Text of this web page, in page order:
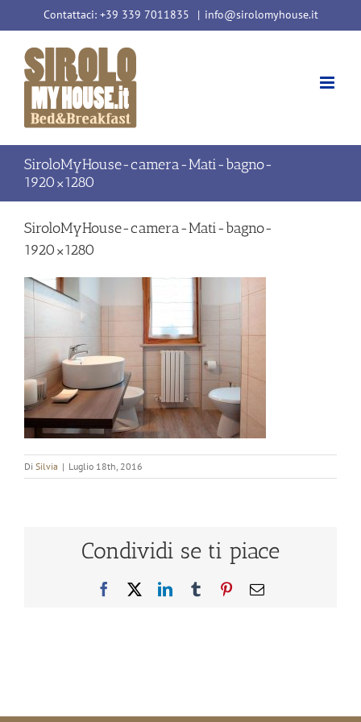
al
contenuto
Contattaci: +39 339 7011835 | info@sirolomyhouse.it
SiroloMyHouse-camera-Mati-bagno-
1920×1280
SiroloMyHouse-camera-Mati-bagno-
1920×1280
Di Silvia | Luglio 18th, 2016
Condividi se ti piace
Facebook LinkedInTumblrPinterestEmail